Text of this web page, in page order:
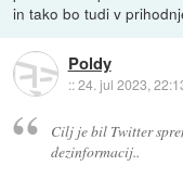
in tako bo tudi v
Poldy
::24. jul 2023,
Cilj je bil Twitter
dezinformacij..